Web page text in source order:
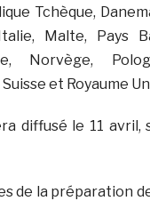
Tchèque,
Malte, Pays
Norvège,
et Royaume
diffusé le 11 avril,
de la préparation